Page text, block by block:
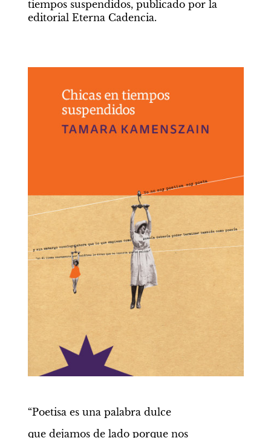
tiempos suspendidos, publicado por la
editorial Eterna Cadencia.
“Poetisa es una palabra dulce
que dejamos de lado porque nos